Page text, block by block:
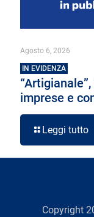
Agosto 6, 2026
IN EVIDENZA
imprese e
Leggi tutto
Copyright